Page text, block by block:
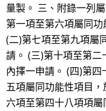
量製。 三、附錄一列
第一項至第六項屬同
(二)第七項至第九項屬
請。 (三)第十項至第
內擇一申請。 (四)第
五項屬同功能性項目
六項至第四十八項項